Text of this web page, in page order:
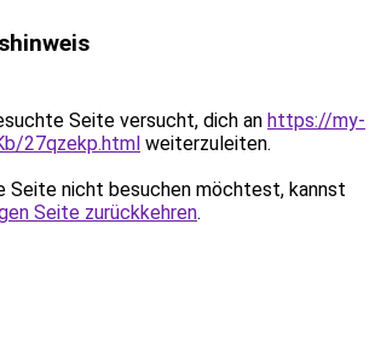
Seite versucht, dich an https://my-
27qzekp.html weiterzuleiten.
Seite nicht besuchen möchtest, kannst
Seite zurückkehren.